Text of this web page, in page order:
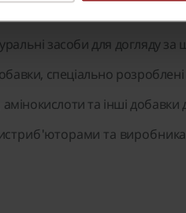
засоби для догляду
спеціально
амінокислоти та інші
та